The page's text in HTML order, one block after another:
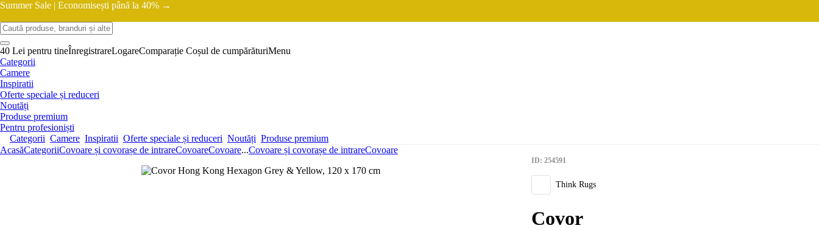
Summer Sale | Economisești până la 40% →
40 Lei pentru tineÎnregistrareLogareComparație Coșul de cumpărăturiMenu
Categorii
Camere
Inspiratii
Oferte speciale și reduceri
Noutăți
Produse premium
Pentru profesioniști
Categorii Camere Inspiratii Oferte speciale și reduceri Noutăți Produse premium
AcasăCategoriiCovoare și covorașe de intrareCovoareCovoare...Covoare și covorașe de intrareCovoare
ID: 254591
Think Rugs
Covor